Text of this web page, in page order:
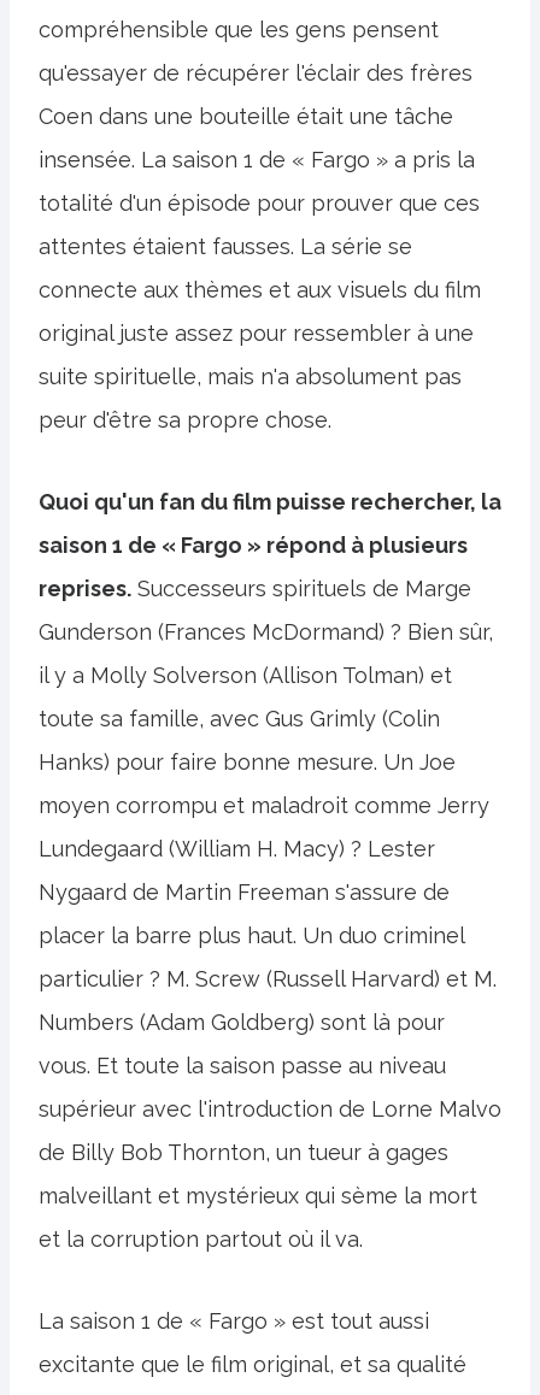
compréhensible que les gens pensent
qu'essayer de récupérer l'éclair des frères
Coen dans une bouteille était une tâche
insensée. La saison 1 de « Fargo » a pris la
totalité d'un épisode pour prouver que ces
attentes étaient fausses. La série se
connecte aux thèmes et aux visuels du film
original juste assez pour ressembler à une
suite spirituelle, mais n'a absolument pas
peur d'être sa propre chose.
Quoi qu'un fan du film puisse rechercher, la
saison 1 de « Fargo » répond à plusieurs
reprises. Successeurs spirituels de Marge
Gunderson (Frances McDormand) ? Bien sûr,
il y a Molly Solverson (Allison Tolman) et
toute sa famille, avec Gus Grimly (Colin
Hanks) pour faire bonne mesure. Un Joe
moyen corrompu et maladroit comme Jerry
Lundegaard (William H. Macy) ? Lester
Nygaard de Martin Freeman s'assure de
placer la barre plus haut. Un duo criminel
particulier ? M. Screw (Russell Harvard) et M.
Numbers (Adam Goldberg) sont là pour
vous. Et toute la saison passe au niveau
supérieur avec l'introduction de Lorne Malvo
de Billy Bob Thornton, un tueur à gages
malveillant et mystérieux qui sème la mort
et la corruption partout où il va.
La saison 1 de « Fargo » est tout aussi
excitante que le film original, et sa qualité